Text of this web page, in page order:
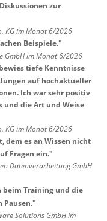
zur
KG im Monat 6/2026
Beispiele."
GmbH im Monat 6/2026
tiefe Kenntnisse
auf hochaktueller
Ich war sehr positiv
und die Art und Weise
KG im Monat 6/2026
dem es an Wissen nicht
Fragen ein."
Datenverarbeitung GmbH
beim Training und die
Pausen."
Solutions GmbH im